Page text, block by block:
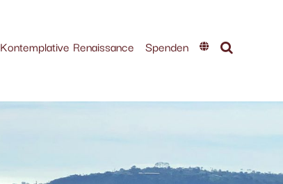
Kontemplative Renaissance Spenden